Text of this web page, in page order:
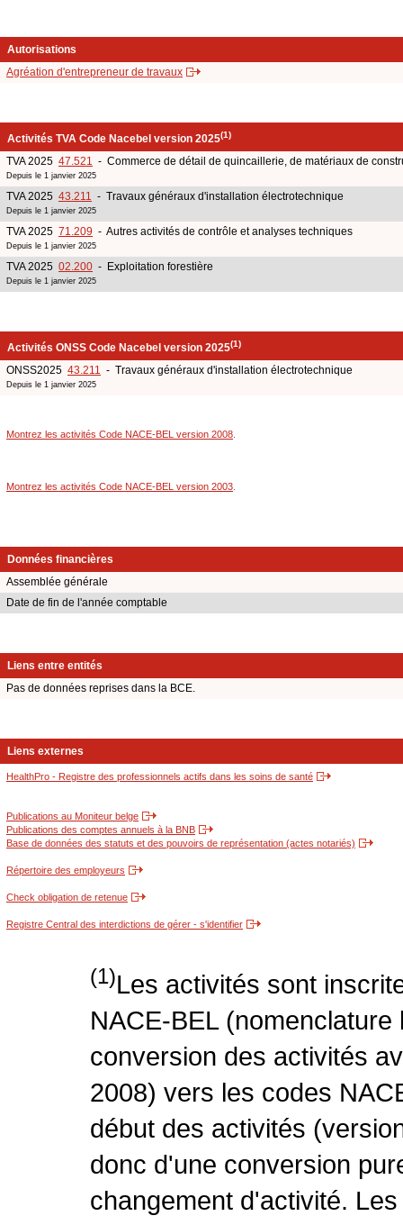
Autorisations
Agréation d'entrepreneur de travaux
Activités TVA Code Nacebel version 2025(1)
TVA 2025 47.521 - Commerce de détail de quincaillerie, de matériaux de
Depuis le 1 janvier 2025
TVA 2025 43.211 - Travaux généraux d'installation électrotechnique
Depuis le 1 janvier 2025
TVA 2025 71.209 - Autres activités de contrôle et analyses techniques
Depuis le 1 janvier 2025
TVA 2025 02.200 - Exploitation forestière
Depuis le 1 janvier 2025
Activités ONSS Code Nacebel version 2025(1)
ONSS2025 43.211 - Travaux généraux d'installation électrotechnique
Depuis le 1 janvier 2025
Montrez les activités Code NACE-BEL version 2008
Montrez les activités Code NACE-BEL version 2003
Données financières
Assemblée générale
Date de fin de l'année comptable
Liens entre entités
Pas de données reprises dans la BCE.
Liens externes
HealthPro - Registre des professionnels actifs dans les soins de santé
Publications au Moniteur belge
Publications des comptes annuels à la BNB
Base de données des statuts et des pouvoirs de représentation (actes notariés)
Répertoire des employeurs
Check obligation de retenue
Registre Central des interdictions de gérer - s'identifier
(1)Les activités sont
NACE-BEL
conversion des activités
2008) vers les codes
début des activités
donc d'une conversion
changement d'activité.